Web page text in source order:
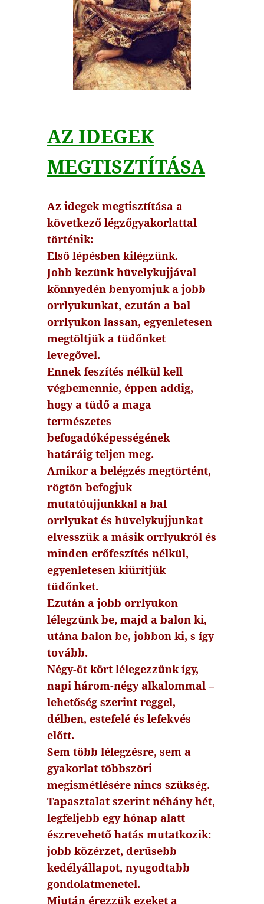
AZ IDEGEK
MEGTISZTÍTÁSA
Az idegek megtisztítása a
következő légzőgyakorlattal
történik:
Első lépésben kilégzünk.
Jobb kezünk hüvelykujjával
könnyedén benyomjuk a jobb
orrlyukunkat, ezután a bal
orrlyukon lassan, egyenletesen
megtöltjük a tüdőnket
levegővel.
Ennek feszítés nélkül kell
végbemennie, éppen addig,
hogy a tüdő a maga
természetes
befogadóképességének
határáig teljen meg.
Amikor a belégzés megtörtént,
rögtön befogjuk
mutatóujjunkkal a bal
orrlyukat és hüvelykujjunkat
elvesszük a másik orrlyukról és
minden erőfeszítés nélkül,
egyenletesen kiürítjük
tüdőnket.
Ezután a jobb orrlyukon
lélegzünk be, majd a balon ki,
utána balon be, jobbon ki, s így
tovább.
Négy-öt kört lélegezzünk így,
napi három-négy alkalommal –
lehetőség szerint reggel,
délben, estefelé és lefekvés
előtt.
Sem több lélegzésre, sem a
gyakorlat többszöri
megismétlésére nincs szükség.
Tapasztalat szerint néhány hét,
legfeljebb egy hónap alatt
észrevehető hatás mutatkozik:
jobb közérzet, derűsebb
kedélyállapot, nyugodtabb
gondolatmenetel.
Miután érezzük ezeket a